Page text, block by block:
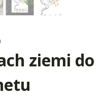
ziemi do